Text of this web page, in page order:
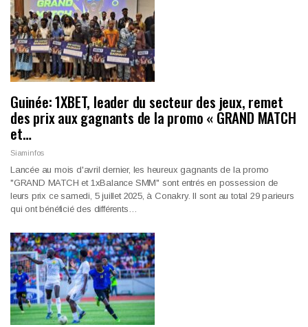
Guinée: 1XBET, leader du secteur des jeux, remet
des prix aux gagnants de la promo « GRAND MATCH
et…
Siaminfos
Lancée au mois d'avril dernier, les heureux gagnants de la promo
"GRAND MATCH et 1xBalance SMM" sont entrés en possession de
leurs prix ce samedi, 5 juillet 2025, à Conakry. Il sont au total 29 parieurs
qui ont bénéficié des différents…